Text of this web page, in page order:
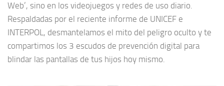
Web’, sino en los videojuegos y redes de uso diario.
Respaldadas por el reciente informe de UNICEF e
INTERPOL, desmantelamos el mito del peligro oculto y te
compartimos los 3 escudos de prevención digital para
blindar las pantallas de tus hijos hoy mismo.